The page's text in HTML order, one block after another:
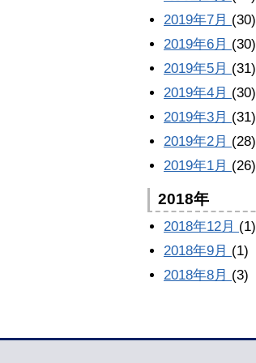
2019年7月 (30)
2019年6月 (30)
2019年5月 (31)
2019年4月 (30)
2019年3月 (31)
2019年2月 (28)
2019年1月 (26)
2018年
2018年12月 (1)
2018年9月 (1)
2018年8月 (3)